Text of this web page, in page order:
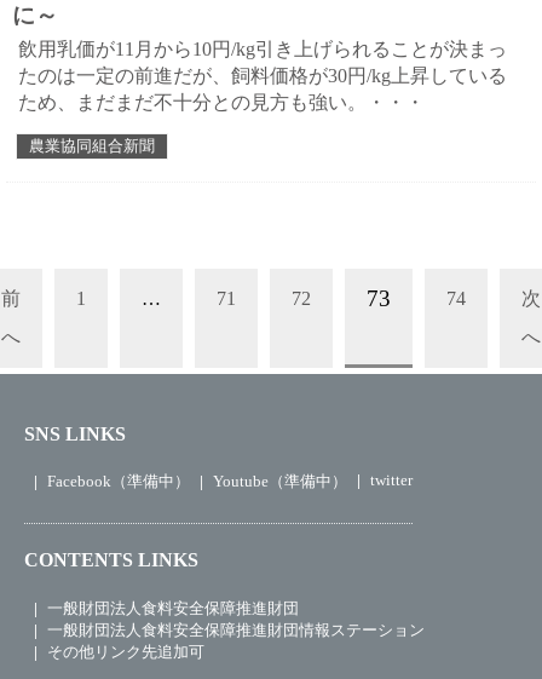
に～
飲用乳価が11月から10円/kg引き上げられることが決まっ
たのは一定の前進だが、飼料価格が30円/kg上昇している
ため、まだまだ不十分との見方も強い。・・・
農業協同組合新聞
前
へ
1 … 71 72 73 74
次
へ
SNS LINKS
Facebook（準備中） Youtube（準備中） twitter
CONTENTS LINKS
一般財団法人食料安全保障推進財団
一般財団法人食料安全保障推進財団情報ステーション
その他リンク先追加可